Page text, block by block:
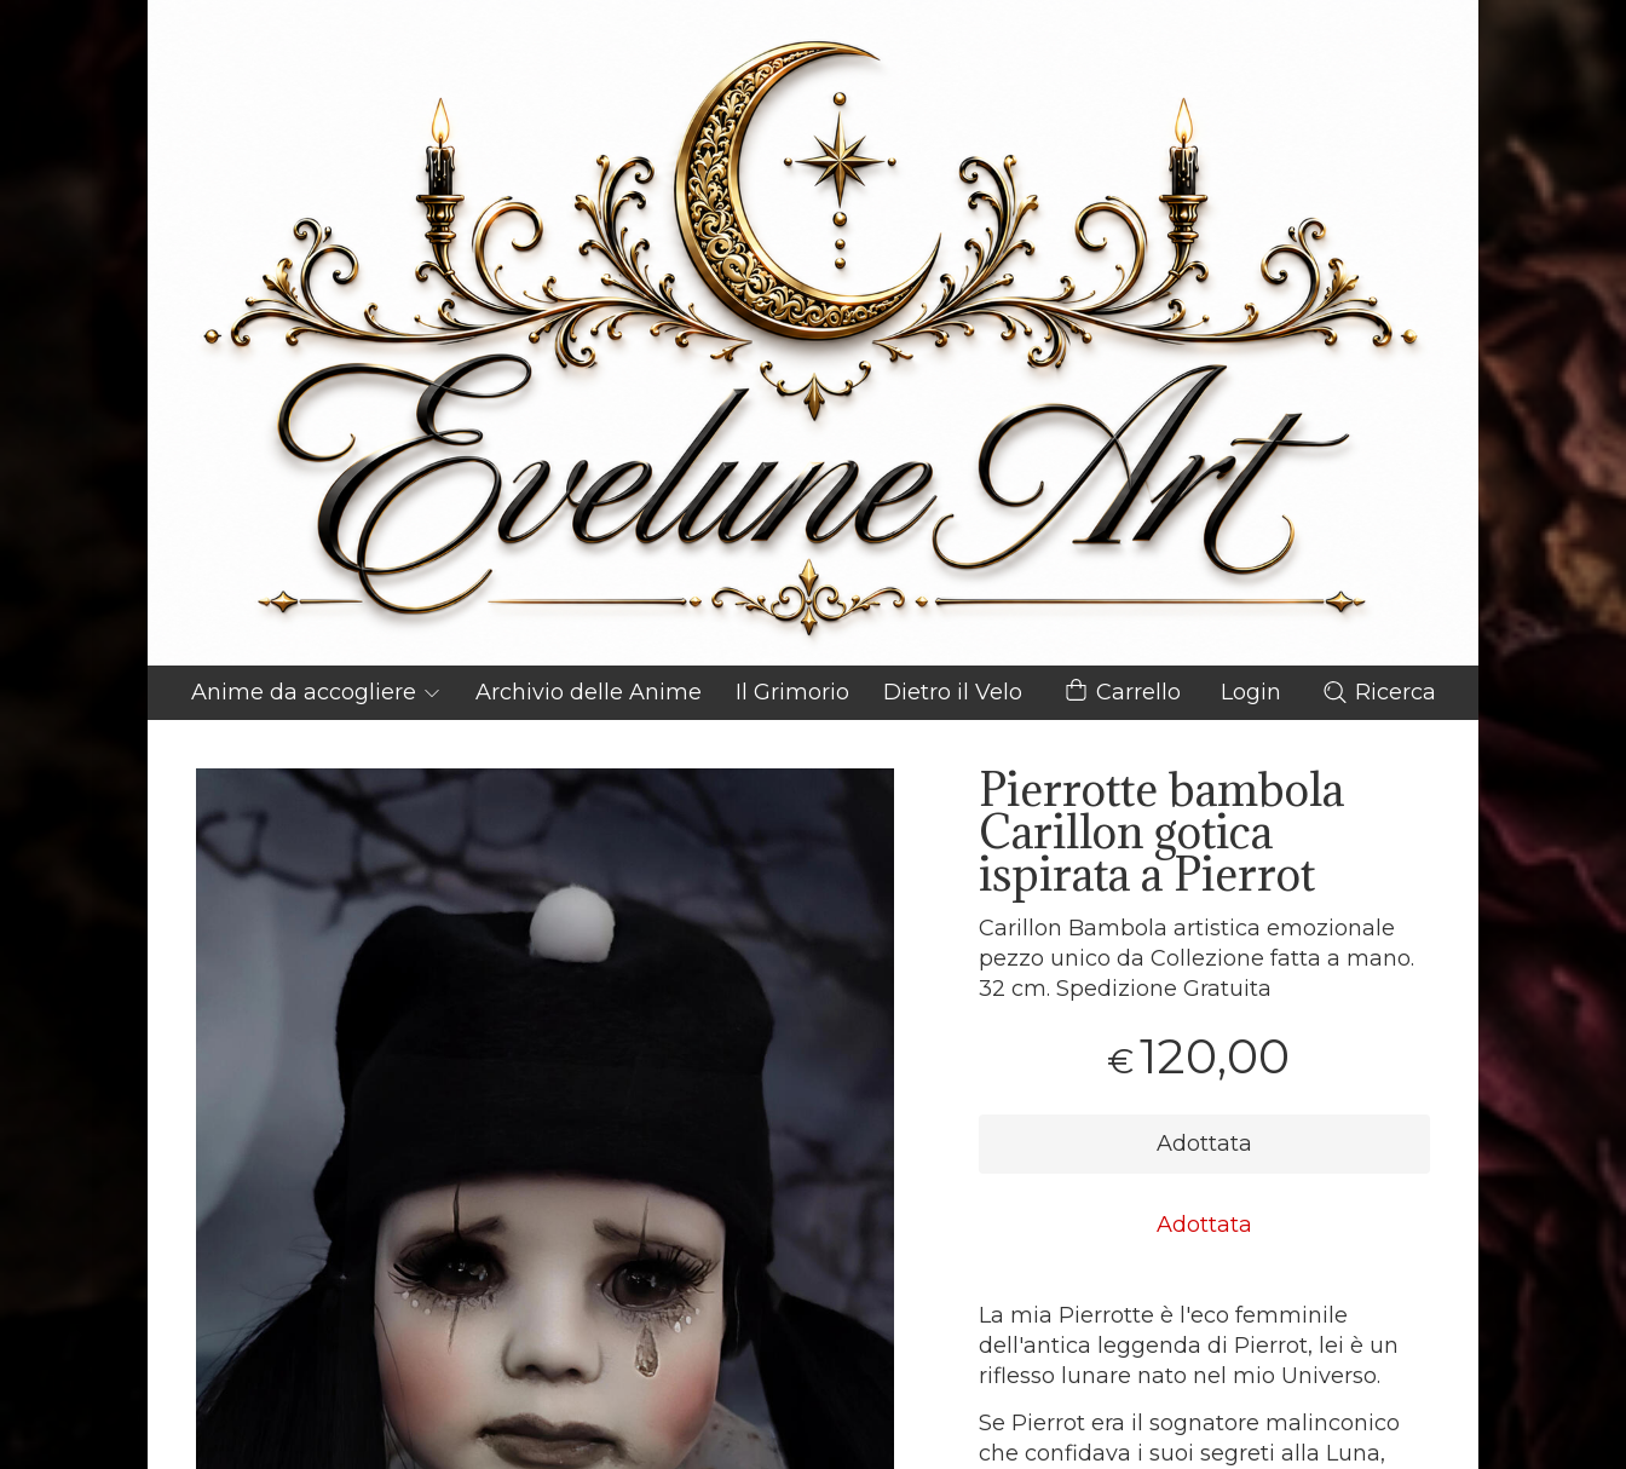
Anime da accogliere Archivio delle Anime Il Grimorio Dietro il Velo Carrello Login Ricerca
Pierrotte bambola
Carillon gotica
ispirata a Pierrot
Carillon Bambola artistica emozionale
pezzo unico da Collezione fatta a mano.
32 cm. Spedizione Gratuita
€120,00
Adottata
Adottata
La mia Pierrotte è l'eco femminile
dell'antica leggenda di Pierrot, lei è un
riflesso lunare nato nel mio Universo.
Se Pierrot era il sognatore malinconico
che confidava i suoi segreti alla Luna,